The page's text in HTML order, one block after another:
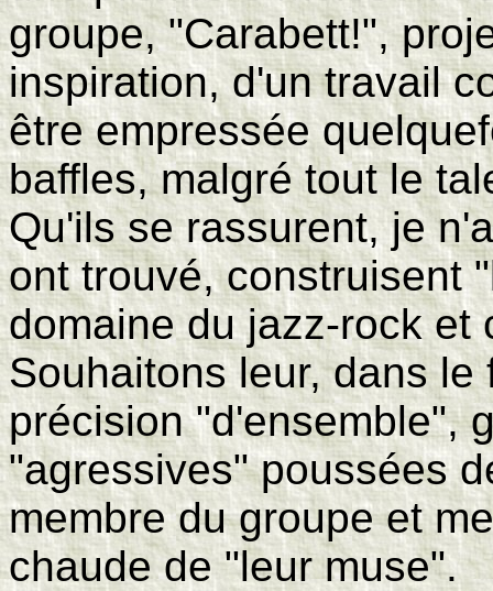
groupe, "Carabett!",
inspiration, d'un travail
être empressée
baffles, malgré tout le
Qu'ils se rassurent, je
ont trouvé, construisent
domaine du jazz-rock et
Souhaitons leur, dans
précision "d'ensemble",
"agressives" poussées
membre du groupe et
chaude de "leur muse".